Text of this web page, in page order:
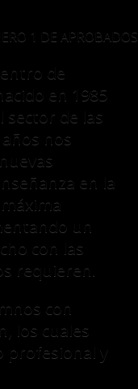
1 DE APROBADOS
de
en 1985
sector de las
nos
en la
un
con las
requieren.
con
los cuales
y